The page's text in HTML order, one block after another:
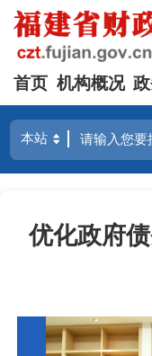
首页 机构概况
优化政府